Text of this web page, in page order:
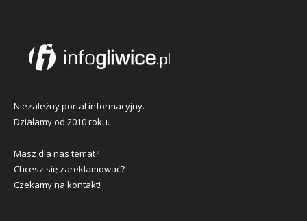
Niezależny portal informacyjny.
Działamy od 2010 roku.
Masz dla nas temat?
Chcesz się zareklamować?
Czekamy na kontakt!